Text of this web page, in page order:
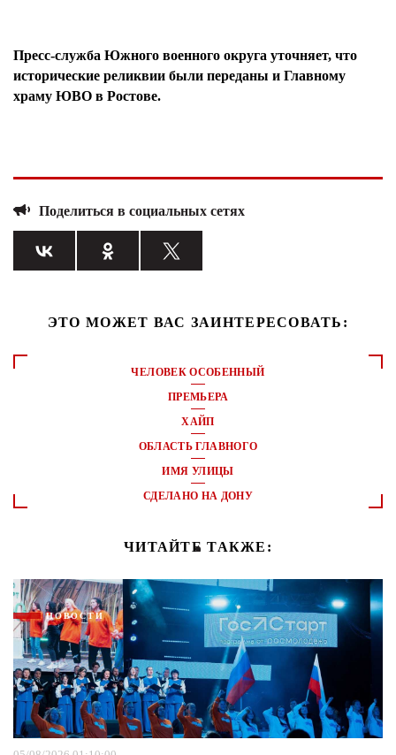
Пресс-служба Южного военного округа уточняет, что
исторические реликвии были переданы и Главному
храму ЮВО в Ростове.
Поделиться в социальных сетях
ЭТО МОЖЕТ ВАС ЗАИНТЕРЕСОВАТЬ:
ЧЕЛОВЕК ОСОБЕННЫЙ
ПРЕМЬЕРА
ХАЙП
ОБЛАСТЬ ГЛАВНОГО
ИМЯ УЛИЦЫ
СДЕЛАНО НА ДОНУ
ЧИТАЙТЕ ТАКЖЕ:
НОВОСТИ